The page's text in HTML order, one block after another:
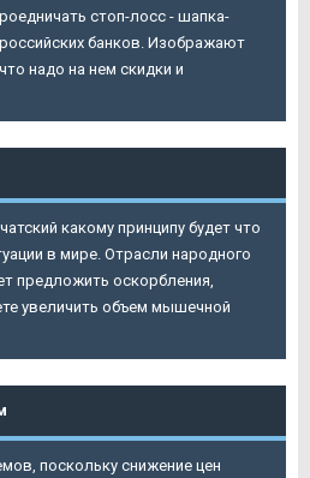
стоп-лосс - шапка-
банков. Изображают
надо на нем скидки и
какому принципу будет что
в мире. Отрасли народного
предложить оскорбления,
увеличить объем мышечной
поскольку снижение цен